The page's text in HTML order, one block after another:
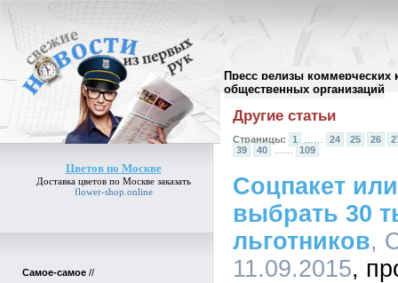
Пресс релизы коммерческих
общественных организаций
Цветов по Москве
Доставка цветов по Москвезаказать
flower-shop.online
Самое-самое //
Архив пресс-релизов//
Другие статьи
Страницы: 1 24 25 26
39
40 …… 109
Соцпакет
выбрать 30
льготников,
11.09.2015